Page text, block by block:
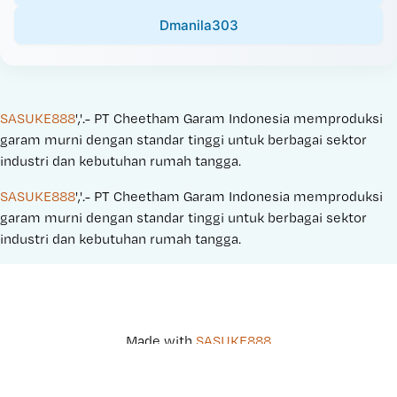
Dmanila303
SASUKE888','.- PT Cheetham Garam Indonesia memproduksi
garam murni dengan standar tinggi untuk berbagai sektor
industri dan kebutuhan rumah tangga.
SASUKE888','.- PT Cheetham Garam Indonesia memproduksi
garam murni dengan standar tinggi untuk berbagai sektor
industri dan kebutuhan rumah tangga.
Made with SASUKE888